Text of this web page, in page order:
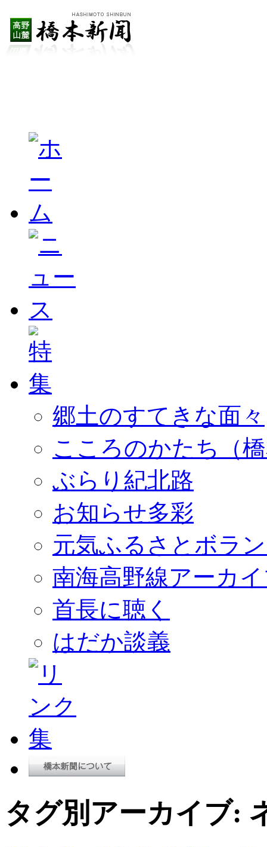
郷土のすてきな面々
こころのかたち（
ぶらり紀北路
お知らせ多彩
元気ふるさとボラ
南海高野線アーカ
首長に聴く
はだか談義
タグ別アーカイブ: